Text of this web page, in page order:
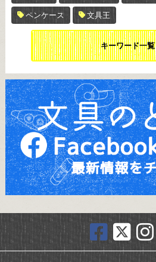
ペンケース 文具王
キーワード一覧